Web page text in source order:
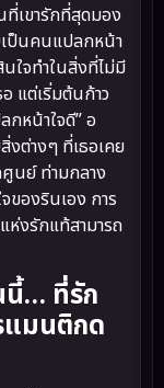
เขารักที่สุดมอง
เป็นคนแปลกหน้า
ใจทำในสิ่งที่ไม่มี
แต่เริ่มต้นก้าว
กหน้าใจดี” อ
ต่างๆ ที่เธอเคย
ศูนย์ ท่ามกลาง
ของรินเอง การ
ห่งรักแท้สามารถ
นี้… ที่รัก
แมนติกด